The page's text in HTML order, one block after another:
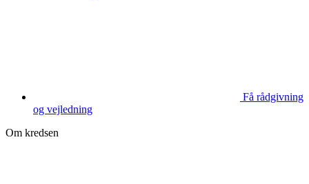
Få rådgivning
og vejledning
Om kredsen